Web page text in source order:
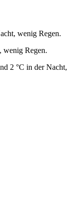
wenig Regen.
wenig Regen.
2 °C in der Nacht,